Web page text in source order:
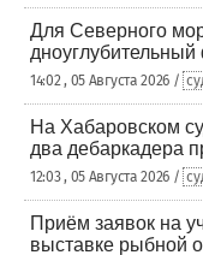
Для Северного
14:02 , 05 Августа 2026 /
На Хабаровском
два дебаркадера
12:03 , 05 Августа 2026 /
Приём заявок на
выставке рыбной